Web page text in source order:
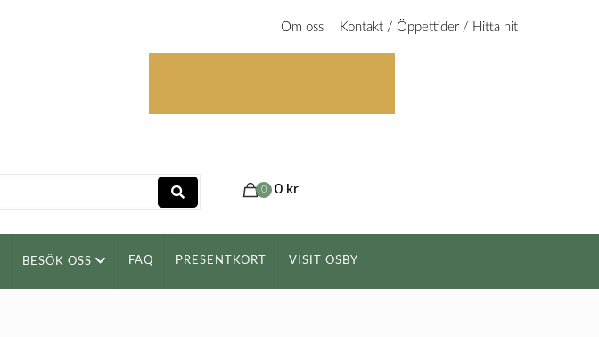
0 0 kr
BESÖK OSS FAQ PRESENTKORT VISIT OSBY
Om oss Kontakt / Öppettider / Hitta hit